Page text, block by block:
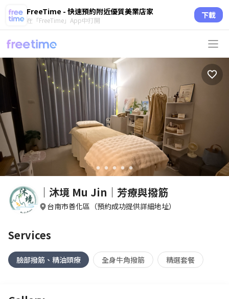
FreeTime - 快速預約附近優質美業店家
在「FreeTime」App中打開 下載
circle circle circle circle circle
｜沐境 Mu Jin｜芳療與撥筋
台南市善化區（預約成功提供詳細地址）
Services
臉部撥筋、精油頭療 全身牛角撥筋 精選套餐